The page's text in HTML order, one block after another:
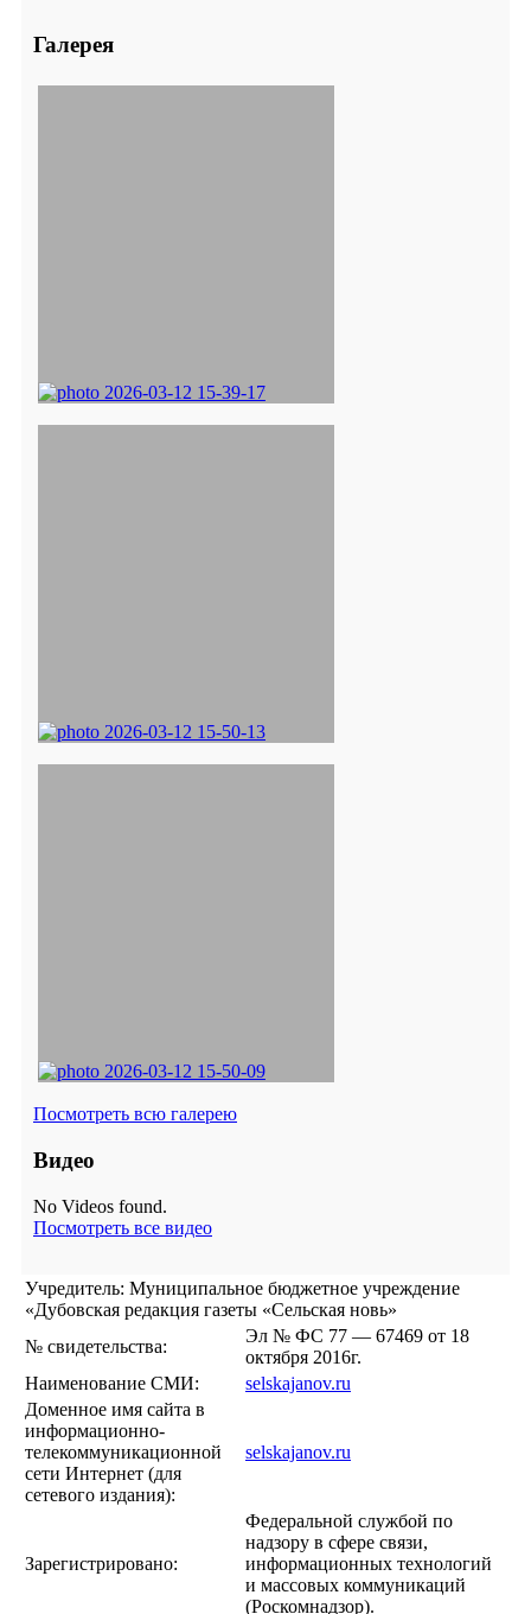
Галерея
Посмотреть всю галерею
Видео
No Videos found.
Посмотреть все видео
Учредитель: Муниципальное бюджетное учреждение
«Дубовская редакция газеты «Сельская новь»
№ свидетельства:
Эл № ФС 77 — 67469 от 18
октября 2016г.
Наименование СМИ:
selskajanov.ru
Доменное имя сайта в
информационно-
телекоммуникационной
сети Интернет (для
сетевого издания):
selskajanov.ru
Зарегистрировано:
Федеральной службой по
надзору в сфере связи,
информационных технологий
и массовых коммуникаций
(Роскомнадзор).